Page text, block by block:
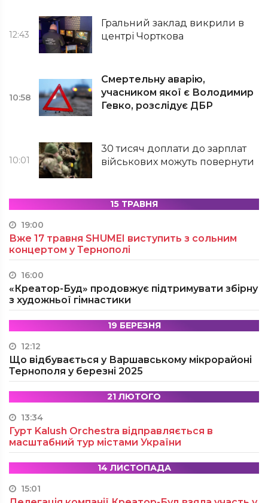
12:43
Гральний заклад викрили в
центрі Чорткова
10:58
Смертельну аварію,
учасником якої є Володимир
Гевко, розслідує ДБР
10:01
30 тисяч доплати до зарплат
військових можуть повернути
15 ТРАВНЯ
19:00
Вже 17 травня SHUMEI виступить з сольним
концертом у Тернополі
16:00
«Креатор-Буд» продовжує підтримувати збірну
з художньої гімнастики
19 БЕРЕЗНЯ
12:12
Що відбувається у Варшавському мікрорайоні
Тернополя у березні 2025
21 ЛЮТОГО
13:34
Гурт Kalush Orchestra відправляється в
масштабний тур містами України
14 ЛИСТОПАДА
15:01